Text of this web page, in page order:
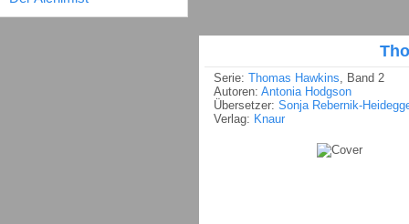
Serie: Thomas Hawkins, Band 2
Autoren: Antonia Hodgson
Übersetzer: Sonja Rebernik-
Verlag: Knaur